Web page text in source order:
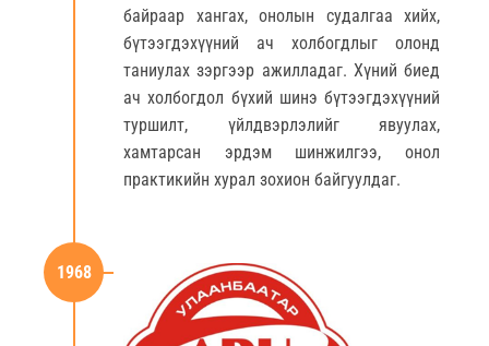
байраар хангах, онолын судалгаа хийх,
бүтээгдэхүүний ач холбогдлыг олонд
таниулах зэргээр ажилладаг. Хүний биед
ач холбогдол бүхий шинэ бүтээгдэхүүний
туршилт, үйлдвэрлэлийг явуулах,
хамтарсан эрдэм шинжилгээ, онол
практикийн хурал зохион байгуулдаг.
1968